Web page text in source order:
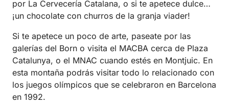
por La Cervecería Catalana, o si te apetece dulce…
¡un chocolate con churros de la granja viader!
Si te apetece un poco de arte, paseate por las
galerías del Born o visita el MACBA cerca de Plaza
Catalunya, o el MNAC cuando estés en Montjuic. En
esta montaña podrás visitar todo lo relacionado con
los juegos olímpicos que se celebraron en Barcelona
en 1992.